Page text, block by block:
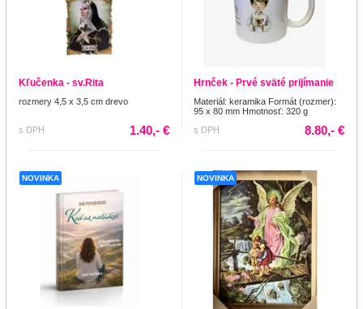
Kľučenka - sv.Rita
rozmery 4,5 x 3,5 cm drevo
s DPH 1.40,- €
Hrnček - Prvé sväté prijímanie
Materiál: keramika Formát (rozmer):
95 x 80 mm Hmotnosť: 320 g
s DPH
8.80,- €
NOVINKA NOVINKA